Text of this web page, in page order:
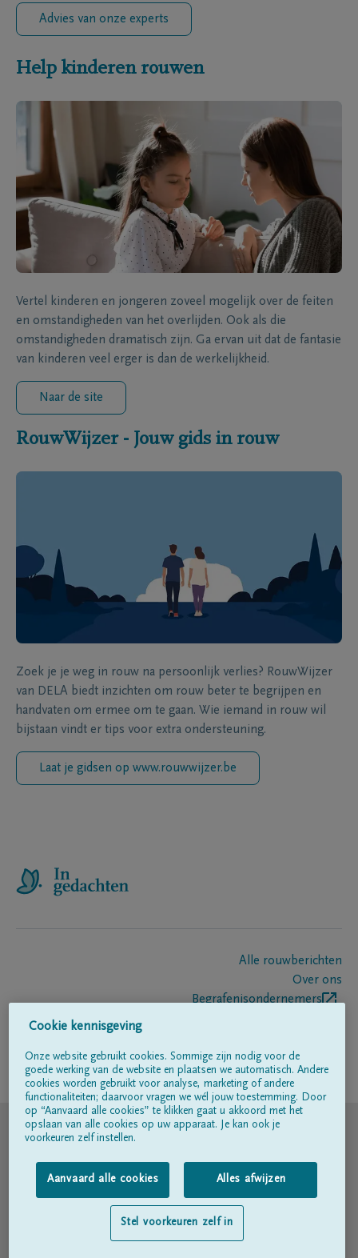
Advies van onze experts
Help kinderen rouwen
Vertel kinderen en jongeren zoveel mogelijk over de feiten
en omstandigheden van het overlijden. Ook als die
omstandigheden dramatisch zijn. Ga ervan uit dat de fantasie
van kinderen veel erger is dan de werkelijkheid.
Naar de site
RouwWijzer - Jouw gids in rouw
Zoek je je weg in rouw na persoonlijk verlies? RouwWijzer
van DELA biedt inzichten om rouw beter te begrijpen en
handvaten om ermee om te gaan. Wie iemand in rouw wil
bijstaan vindt er tips voor extra ondersteuning.
Laat je gidsen op www.rouwwijzer.be
Alle rouwberichten
Over ons
Begrafenisondernemers
Volg ons op
© DELA
Gebruiksvoorwaarden
Privacyverklaring
Toegankelijkheidsverklaring
Cookie kennisgeving
Onze website gebruikt cookies. Sommige zijn nodig voor de
goede werking van de website en plaatsen we automatisch. Andere
cookies worden gebruikt voor analyse, marketing of andere
functionaliteiten; daarvoor vragen we wél jouw toestemming. Door
op “Aanvaard alle cookies” te klikken gaat u akkoord met het
opslaan van alle cookies op uw apparaat. Je kan ook je
voorkeuren zelf instellen.
Aanvaard alle cookies Alles afwijzen
Stel voorkeuren zelf in